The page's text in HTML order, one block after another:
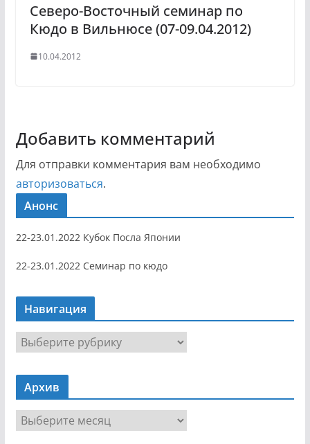
Северо-Восточный семинар по
Кюдо в Вильнюсе (07-09.04.2012)
10.04.2012
Добавить комментарий
Для отправки комментария вам необходимо
авторизоваться.
Анонс
22-23.01.2022 Кубок Посла Японии
22-23.01.2022 Семинар по кюдо
Навигация
Н
а
в
г
Архив
р